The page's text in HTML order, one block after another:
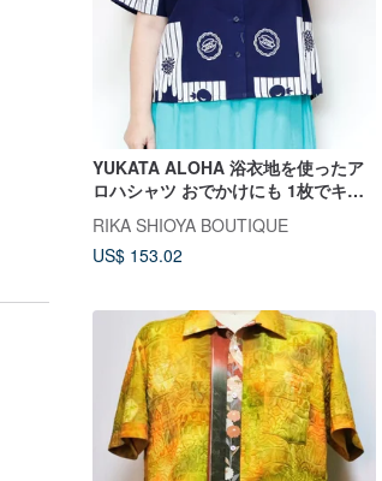
YUKATA ALOHA 浴衣地を使ったア
ロハシャツ おでかけにも 1枚でキマ
る個性派デザイン
RIKA SHIOYA BOUTIQUE
US$ 153.02